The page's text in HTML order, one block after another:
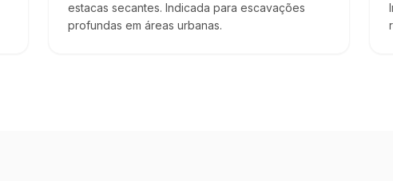
estacas secantes. Indicada para escavações
profundas em áreas urbanas.